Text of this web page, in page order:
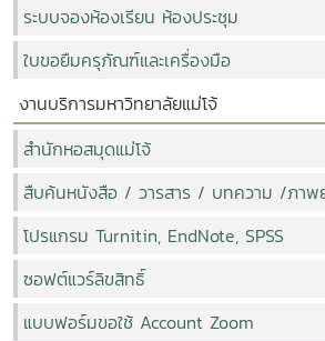
ระบบจองห้องเรียน ห้องประชุม
ใบขอยืมครุภัณฑ์และเครื่องมือ
งานบริการมหาวิทยาลัยแม่โจ้
สำนักหอสมุดแม่โจ้
สืบค้นหนังสือ / วารสาร / บทความ /ภาพ
โปรแกรม Turnitin, EndNote, SPSS
ซอฟต์แวร์ลิขสิทธิ์
แบบฟอร์มขอใช้ Account Zoom